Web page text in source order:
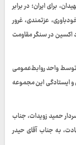
برای ایران؛ در برابر
عزتمندی، غرور
اکسین در سنگر مقاومت
توسط واحد روابط‌عمومی
ایستادگی این مجموعه
حمید زویدات، جناب
به جناب آقای حیدر